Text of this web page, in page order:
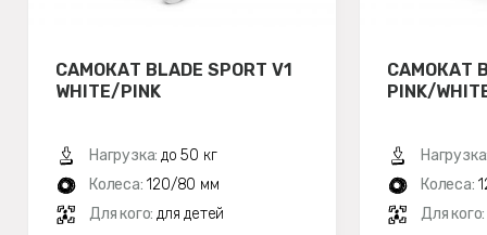
САМОКАТ BLADE SPORT V1
WHITE/PINK
Нагрузка: до 50 кг
Колеса: 120/80 мм
Для кого: для детей
САМОКАТ
PINK/
Колеса:
Для кого: